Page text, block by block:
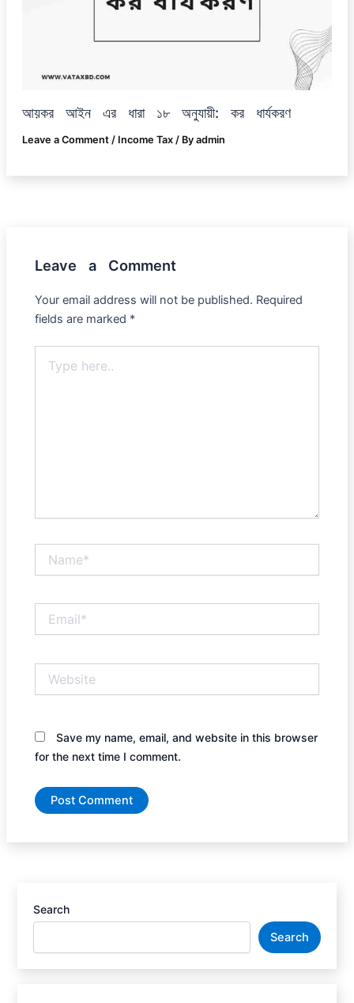
আয়কর আইন এর ধারা ১৮ অনুযায়ী: কর ধার্যকরণ
Leave a Comment / Income Tax/ By admin
Leave a Comment
Your email address will not be published. Required
fields are marked *
here..
Save my name, email, and website in this browser
for the next time I comment.
Search
Search